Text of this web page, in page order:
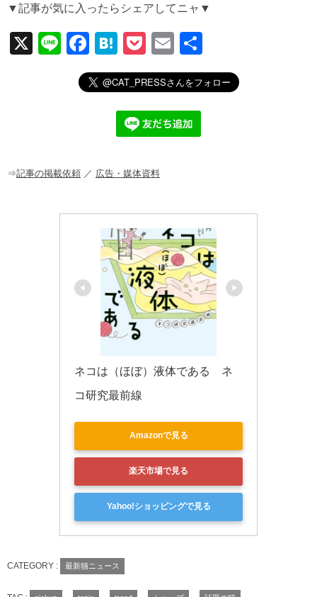
▼記事が気に入ったらシェアしてニャ▼
X
Li
F
a
c
o
H
at
e
n
a
P
o
ck
et
E
m
ail
有
⇒記事の掲載依頼 ／ 広告・媒体資料
ネコは（ほぼ）液体である　ネ
コ研究最前線
Amazonで見る
楽天市場で見る
Yahoo!ショッピングで見る
CATEGORY : 最新猫ニュース